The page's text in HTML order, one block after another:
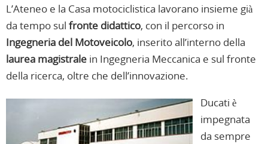
L’Ateneo e la Casa motociclistica lavorano insieme già
da tempo sul fronte didattico, con il percorso in
Ingegneria del Motoveicolo, inserito all’interno della
laurea magistrale in Ingegneria Meccanica e sul fronte
della ricerca, oltre che dell’innovazione.
Ducati è
impegnata
da sempre